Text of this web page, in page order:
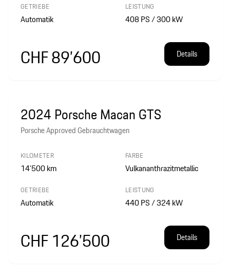
GETRIEBE
Automatik
LEISTUNG
408 PS / 300 kW
CHF 89’600 Details
2024 Porsche Macan GTS
Porsche Approved Gebrauchtwagen
KILOMETER
14’500km
FARBE
Vulkananthrazitmetallic
GETRIEBE
Automatik
LEISTUNG
440 PS / 324 kW
CHF 126’500 Details